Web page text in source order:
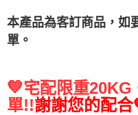
本產品為客訂商品 ，如
單。
💙宅配限重20KG
單!!謝謝您的配合